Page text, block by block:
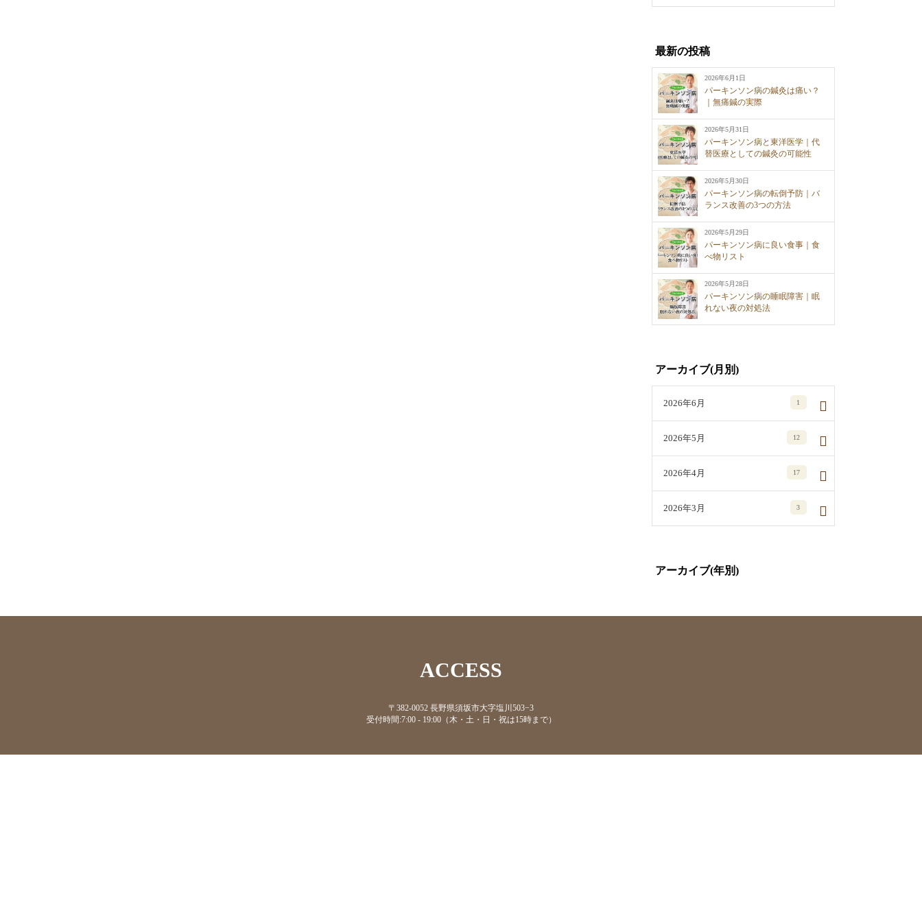
最新の投稿
2026年6月1日
パーキンソン病の鍼灸は痛い？
｜無痛鍼の実際
2026年5月31日
パーキンソン病と東洋医学｜代
替医療としての鍼灸の可能性
2026年5月30日
パーキンソン病の転倒予防｜バ
ランス改善の3つの方法
2026年5月29日
パーキンソン病に良い食事｜食
べ物リスト
2026年5月28日
パーキンソン病の睡眠障害｜眠
れない夜の対処法
アーカイブ(月別)
2026年6月 1
2026年5月 12
2026年4月 17
2026年3月 3
アーカイブ(年別)
ACCESS
〒382-0052 長野県須坂市大字塩川503−3
受付時間:7:00 - 19:00（木・土・日・祝は15時まで）